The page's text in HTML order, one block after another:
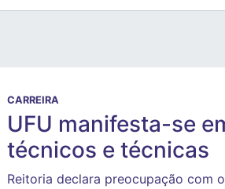
CARREIRA
UFU manifesta-se
técnicos e técnicas
Reitoria declara preocupação com